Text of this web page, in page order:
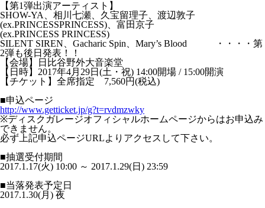
【第1弾出演アーティスト】
SHOW-YA、相川七瀬、久宝留理子、渡辺敦子
(ex.PRINCESSPRINCESS)、富田京子
(ex.PRINCESS PRINCESS)
SILENT SIREN、Gacharic Spin、Mary’s Blood ・・・・第
2弾も後日発表！！
【会場】日比谷野外大音楽堂
【日時】2017年4月29日(土・祝) 14:00開場 / 15:00開演
【チケット】全席指定 7,560円(税込)
■申込ページ
http://www.getticket.jp/g?t=rvdmzwky
※ディスクガレージオフィシャルホームページからはお申込み
できません。
必ず上記申込ページURLよりアクセスして下さい。
■抽選受付期間
2017.1.17(火) 10:00 ～ 2017.1.29(日) 23:59
■当落発表予定日
2017.1.30(月) 夜